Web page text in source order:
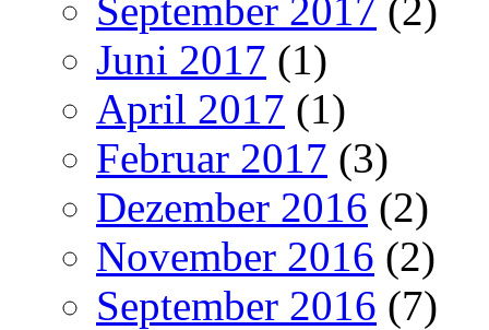
September 2017 (2)
Juni 2017 (1)
April 2017 (1)
Februar 2017 (3)
Dezember 2016 (2)
November 2016 (2)
September 2016 (7)